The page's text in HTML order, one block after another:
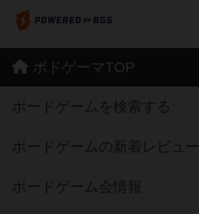
ボドゲーマTOP
ボードゲームを検索する
ボードゲームの新着レビュー
ボードゲーム会情報